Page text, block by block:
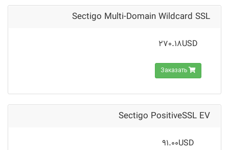
Sectigo Multi-Domain Wildcard SSL
270.18USD
Заказать
Sectigo PositiveSSL EV
91.00USD